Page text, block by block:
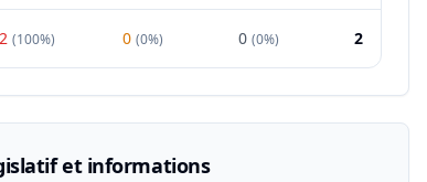
2 (100%) 0 (0%) 0 (0%) 2
et informations